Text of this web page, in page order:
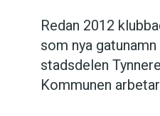
Redan 2012
som nya
stadsdelen
Kommunen